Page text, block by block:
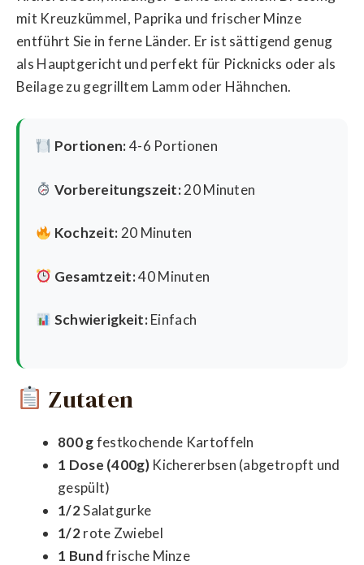
mit Kreuzkümmel, Paprika und frischer Minze
entführt Sie in ferne Länder. Er ist sättigend genug
als Hauptgericht und perfekt für Picknicks oder als
Beilage zu gegrilltem Lamm oder Hähnchen.
Portionen:4-6 Portionen
Vorbereitungszeit:20 Minuten
Kochzeit: 20 Minuten
Gesamtzeit:40 Minuten
Schwierigkeit:Einfach
Zutaten
800 gfestkochende Kartoffeln
1 Dose (400g)Kichererbsen (abgetropft und
gespült)
1/2Salatgurke
1/2rote Zwiebel
1 Bundfrische Minze